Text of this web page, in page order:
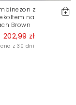
z
na
Brown
202,99 zł
z 30 dni